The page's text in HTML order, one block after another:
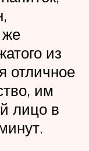
же
из
отличное
им
лицо в